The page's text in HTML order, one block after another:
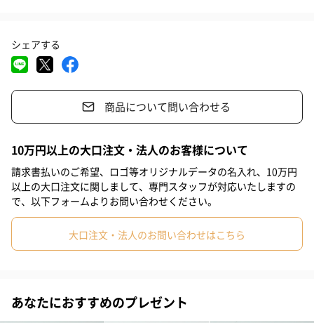
CutipolのGOAシリーズは品質が良くおしゃれなのに主張しすぎな
たい時、また、いつもお世話になっている先輩や上司の方、目上
の方への贈り物にもおすすめです。
【dinner set】
一番人気のテーブルスプーン、テーブルフォークのペアセット。
カレーやパスタにしっかりとしたサイズで実用的。
たくさんの魅力
シンプルなデザインのため、和洋中どの食器にも合わせやすく使
#上司男性
#妻 #夫
#20代後半 #30代 #40代 #50代
シェアする
商品について問い合わせる
10万円以上の大口注文・法人のお客様について
請求書払いのご希望、ロゴ等オリジナルデータの名入れ、10万円
以上の大口注文に関しまして、専門スタッフが対応いたしますの
で、以下フォームよりお問い合わせください。
大口注文・法人のお問い合わせはこちら
あなたにおすすめのプレゼント